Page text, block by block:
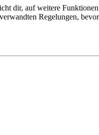
dir, auf weitere
Regelungen,